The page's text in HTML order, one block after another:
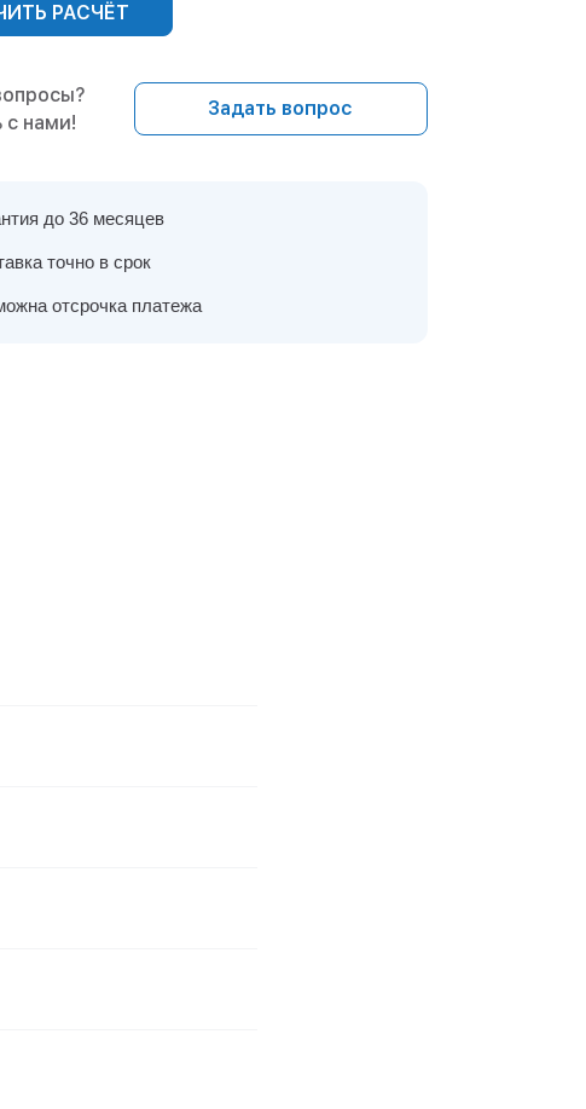
РАСЧЁТ
с нами!
Задать вопрос
до 36 месяцев
точно в срок
отсрочка платежа